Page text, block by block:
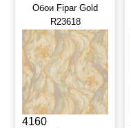
Обои Fipar Gold
R23618
4160